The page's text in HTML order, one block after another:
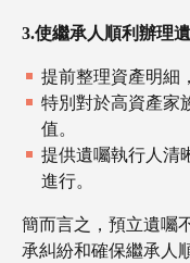
3.使繼承人順利辦理
提前整理資產明細
特別對於高資產家
值。
提供遺囑執行人清
進行。
簡而言之，預立遺囑
承糾紛和確保繼承人